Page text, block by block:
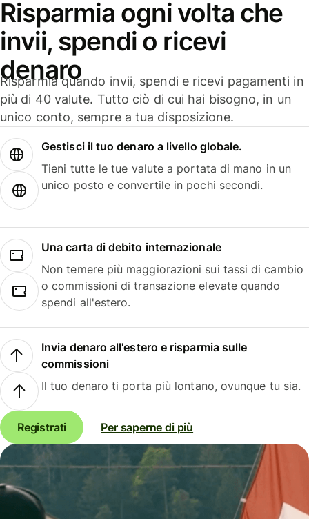
Risparmia ogni volta che
invii, spendi o ricevi
denaro
Risparmia quando invii, spendi e ricevi pagamenti in
più di 40 valute. Tutto ciò di cui hai bisogno, in un
unico conto, sempre a tua disposizione.
Gestisci il tuo denaro a livello globale.
Tieni tutte le tue valute a portata di mano in un
unico posto e convertile in pochi secondi.
Una carta di debito internazionale
Non temere più maggiorazioni sui tassi di cambio
o commissioni di transazione elevate quando
spendi all'estero.
Invia denaro all'estero e risparmia sulle
commissioni
Il tuo denaro ti porta più lontano, ovunque tu sia.
Registrati Per saperne di più